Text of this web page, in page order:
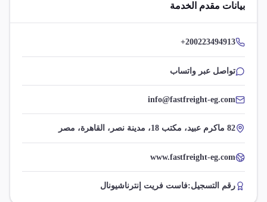
بيانات مقدم الخدمة
+200223494913
تواصل عبر واتساب
info@fastfreight-eg.com
82 ماكرم عبيد، مكتب 18، مدينة نصر، القاهرة، مصر
www.fastfreight-eg.com
رقم التسجيل:فاست فريت إنترناشيونال